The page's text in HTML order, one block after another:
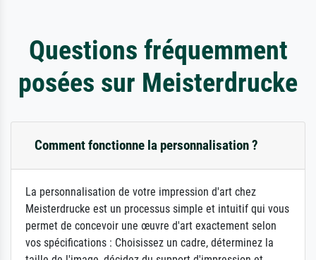
Questions fréquemment
posées sur Meisterdrucke
Comment fonctionne la personnalisation ?
La personnalisation de votre impression d'art chez
Meisterdrucke est un processus simple et intuitif qui vous
permet de concevoir une œuvre d'art exactement selon
vos spécifications : Choisissez un cadre, déterminez la